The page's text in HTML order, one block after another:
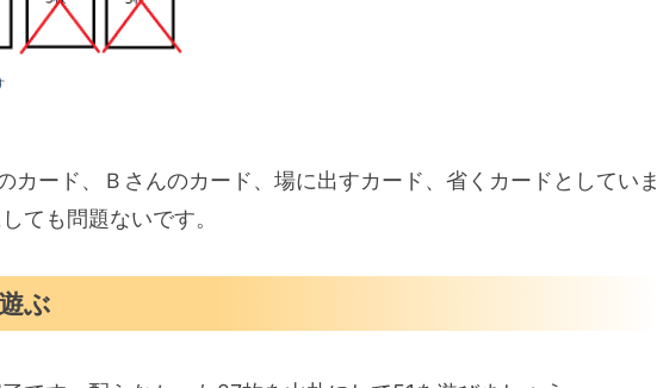
カード、Ｂさんのカード、場に出すカード、省くカードとしていま
ても問題ないです。
ぶ